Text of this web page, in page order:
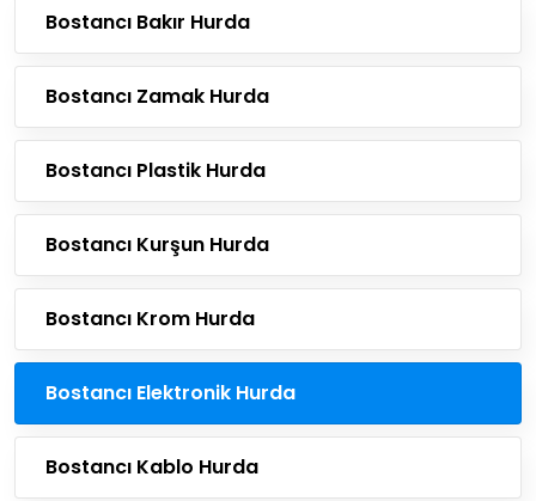
Bostancı Bakır Hurda
Bostancı Zamak Hurda
Bostancı Plastik Hurda
Bostancı Kurşun Hurda
Bostancı Krom Hurda
Bostancı Elektronik Hurda
Bostancı Kablo Hurda